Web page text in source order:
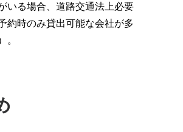
いる場合、道路交通法上必要
約時のみ貸出可能な会社が多
。